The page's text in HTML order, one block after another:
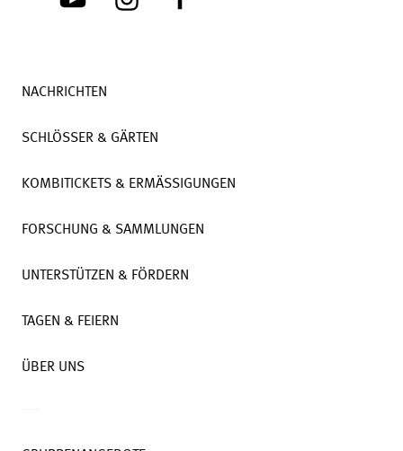
NACHRICHTEN
SCHLÖSSER & GÄRTEN
KOMBITICKETS & ERMÄSSIGUNGEN
FORSCHUNG & SAMMLUNGEN
UNTERSTÜTZEN & FÖRDERN
TAGEN & FEIERN
ÜBER UNS